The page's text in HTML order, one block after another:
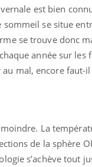
est bien
se situe
se trouve donc
année sur
mal, encore faut-il
La
de la sphère
s’achève tout